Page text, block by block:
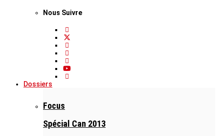
Nous Suivre
Dossiers
Focus
Spécial Can 2013